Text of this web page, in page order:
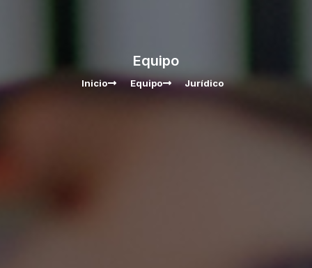
Equipo
Inicio Equipo Jurídico